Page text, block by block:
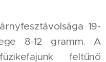
19-
8-12 gramm. A
feltűnő